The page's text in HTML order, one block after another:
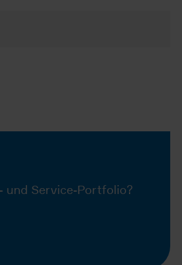
und Service-Portfolio?